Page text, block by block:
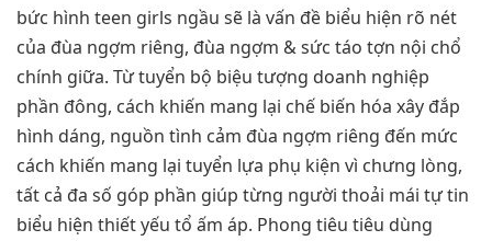
bức hình teen girls ngầu sẽ là vấn đề biểu hiện rõ nét
của đùa ngợm riêng, đùa ngợm & sức táo tợn nội chổ
chính giữa. Từ tuyển bộ biệu tượng doanh nghiệp
phần đông, cách khiến mang lại chế biến hóa xây đắp
hình dáng, nguồn tình cảm đùa ngợm riêng đến mức
cách khiến mang lại tuyển lựa phụ kiện vì chưng lòng,
tất cả đa số góp phần giúp từng người thoải mái tự tin
biểu hiện thiết yếu tổ ấm áp. Phong tiêu tiêu dùng